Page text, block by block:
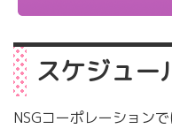
スケジュー
NSGコーポレーション